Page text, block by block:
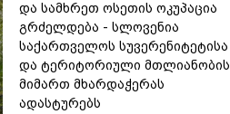
და სამხრეთ ოსეთის ოკუპაცია
გრძელდება - სლოვენია
საქართველოს სუვერენიტეტისა
და ტერიტორიული მთლიანობის
მიმართ მხარდაჭერას
ადასტურებს